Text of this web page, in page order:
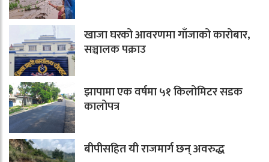
खाजा घरको आवरणमा गाँजाको कारोबार,
सञ्चालक पक्राउ
झापामा एक वर्षमा ५१ किलोमिटर सडक
कालोपत्र
बीपीसहित यी राजमार्ग छन् अवरुद्ध